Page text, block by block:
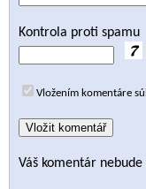
Kontrola proti spamu
Vložením komentáre
Váš komentár